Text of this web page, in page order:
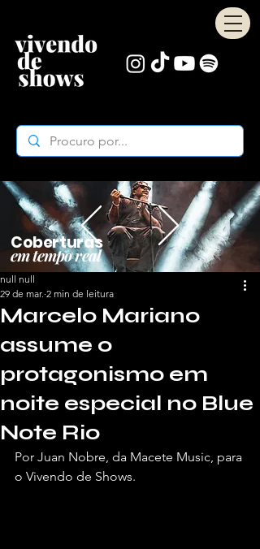
Coberturas
em tempo real
Marcelo Mariano
assume o
protagonismo em
noite especial no Blue
Note Rio
null null
29 de mar. 2 min de leitura
Por Juan Nobre, da Macete Music, para
o Vivendo de Shows.